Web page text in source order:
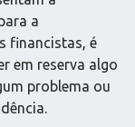
a
financistas, é
em reserva algo
problema ou